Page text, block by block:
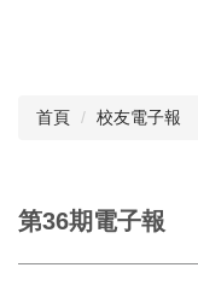
首頁 校友電子報
第36期電子報